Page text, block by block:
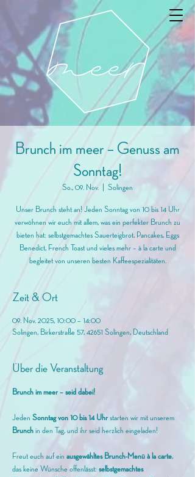
Brunch im meer – Genuss am
Sonntag!
So., 09. Nov. Solingen
Unser Brunch steht an! Jeden Sonntag von 10 bis 14 Uhr
verwöhnen wir euch mit allem, was ein perfekter Brunch zu
bieten hat: selbstgemachtes Sauerteigbrot, Pancakes, Eggs
Benedict, French Toast und vieles mehr – à la carte und
begleitet von unseren besten Kaffeespezialitäten.
Zeit & Ort
09. Nov. 2025, 10:00 – 14:00
Solingen, Birkerstraße 57, 42651 Solingen, Deutschland
Über die Veranstaltung
Brunch im meer – seid dabei!
Jeden Sonntag von 10 bis 14 Uhr starten wir mit unserem
Brunch in den Tag, und ihr seid herzlich eingeladen!
Freut euch auf ein ausgewähltes Brunch-Menü à la carte,
das keine Wünsche offenlässt: selbstgemachtes